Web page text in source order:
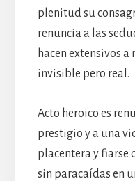
plenitud su
renuncia a las
hacen extensivos
invisible pero real.
Acto heroico es
prestigio y a una
placentera y fiarse
sin paracaídas en